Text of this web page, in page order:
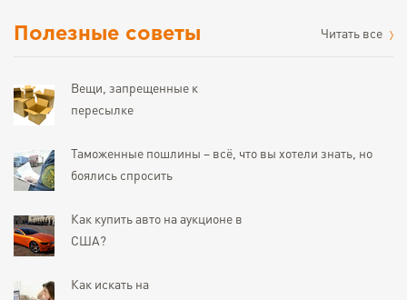
Полезные советы Читать все
Вещи, запрещенные к
пересылке
Таможенные пошлины – всё, что вы хотели знать, но
боялись спросить
Как купить авто на аукционе в
США?
Как искать на